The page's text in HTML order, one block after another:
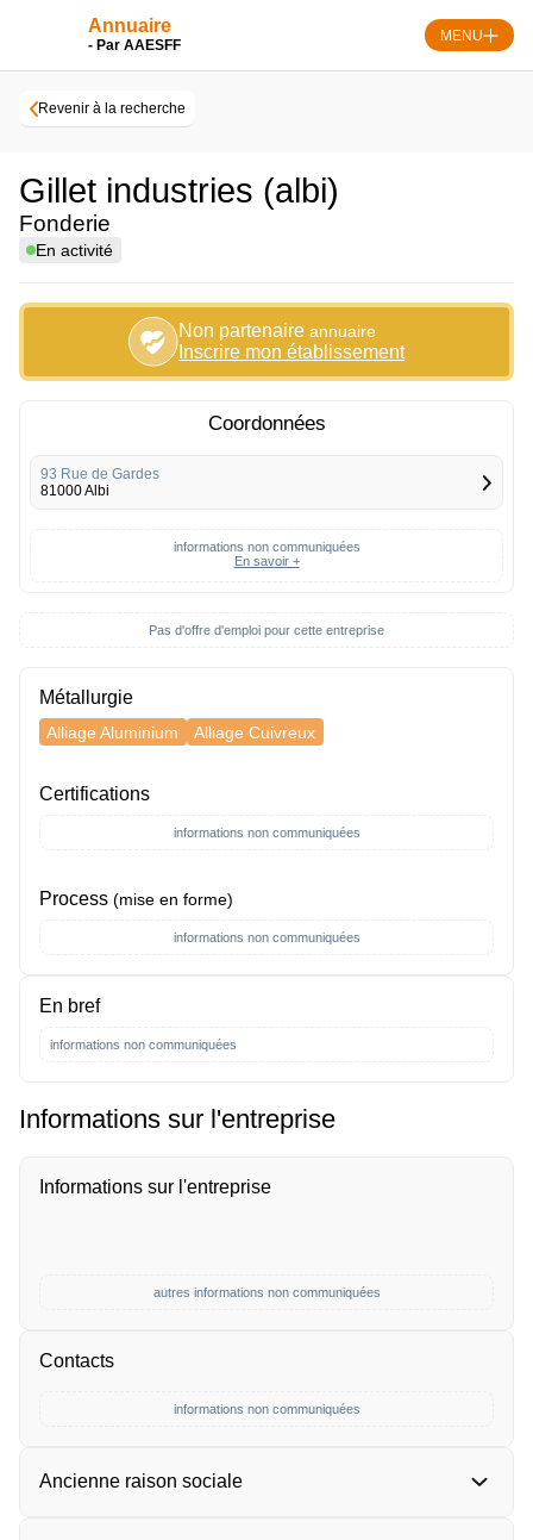
Annuaire
- Par AAESFF
MENU
Revenir à la recherche
Gillet industries (albi)
Fonderie
En activité
Non partenaire annuaire
Inscrire mon établissement
Pas d'offre d'emploi pour cette entreprise
Coordonnées
93 Rue de Gardes
81000 Albi
informations non communiquées
En savoir +
Métallurgie
Alliage Aluminium Alliage Cuivreux
Certifications
informations non communiquées
Process (mise en forme)
informations non communiquées
En bref
informations non communiquées
Informations sur l'entreprise
Informations sur l'entreprise
autres informations non communiquées
Contacts
informations non communiquées
Ancienne raison sociale